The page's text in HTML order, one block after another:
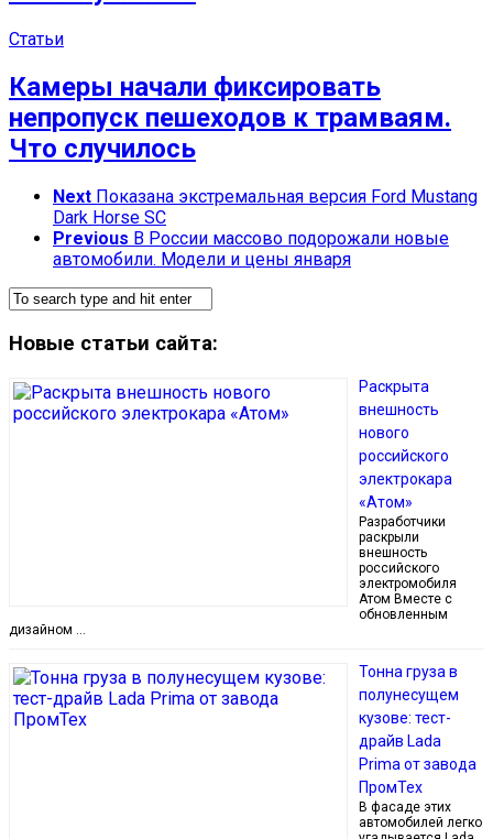
Статьи
Камеры начали фиксировать
непропуск пешеходов к трамваям.
Что случилось
Next Показана экстремальная версия Ford Mustang
Dark Horse SC
Previous В России массово подорожали новые
автомобили. Модели и цены января
Новые статьи сайта:
Раскрыта
внешность
нового
российского
электрокара
«Атом»
Разработчики
раскрыли
внешность
российского
электромобиля
Атом Вместе с
обновленным
дизайном …
Тонна груза в
полунесущем
кузове: тест-
драйв Lada
Prima от завода
ПромТех
В фасаде этих
автомобилей легко